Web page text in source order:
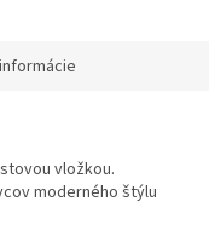
vložkou.
moderného štýlu